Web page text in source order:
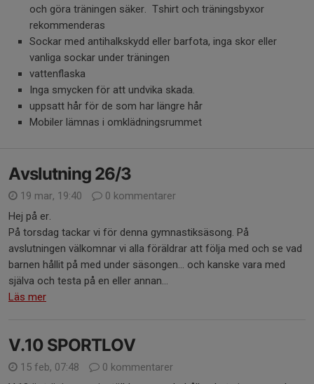
och göra träningen säker. Tshirt och träningsbyxor
rekommenderas
Sockar med antihalkskydd eller barfota, inga skor eller
vanliga sockar under träningen
vattenflaska
Inga smycken för att undvika skada.
uppsatt hår för de som har längre hår
Mobiler lämnas i omklädningsrummet
Avslutning 26/3
19 mar, 19:40
0 kommentarer
Hej på er.
På torsdag tackar vi för denna gymnastiksäsong. På
avslutningen välkomnar vi alla föräldrar att följa med och se vad
barnen hållit på med under säsongen... och kanske vara med
själva och testa på en eller annan...
Läs mer
V.10 SPORTLOV
15 feb, 07:48
0 kommentarer